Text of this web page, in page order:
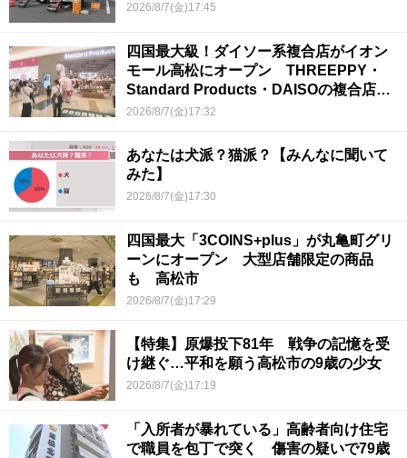
2026/8/7(金)17:45
四国最大級！ダイソー系複合店がイオン
モール高松にオープン THREEPPY・
Standard Products・DAISOの複合店は
香川県初
2026/8/7(金)17:32
あなたは犬派？猫派？【みんなに聞いて
みた】
2026/8/7(金)17:30
四国最大「3COINS+plus」が丸亀町グリ
ーンにオープン 大型店舗限定の商品
も 高松市
2026/8/7(金)17:29
【特集】原爆投下81年 戦争の記憶を受
け継ぐ…平和を願う高松市の9歳の少女
2026/8/7(金)17:19
「入所者が暴れている」高齢者向け住宅
で職員を包丁で突く 傷害の疑いで79歳